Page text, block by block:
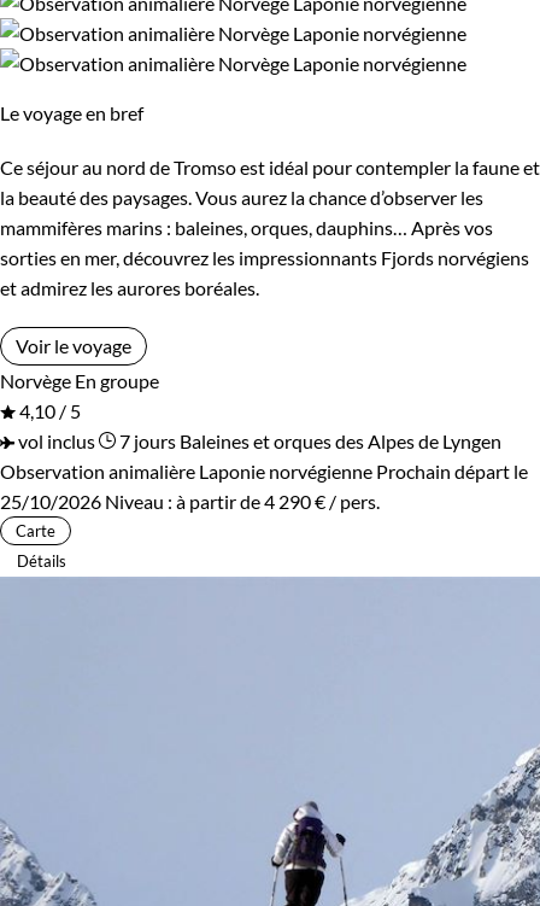
Budget
De 2 000 à 3 000 €
Âge des enfants
Les 2/5 ans Les 6/9 ans
Les 10/13 ans
Refuge, gîte, dortoir Standard
Supérieur
Environnement
Montagne
Le voyage en bref
Ce séjour au nord de Tromso est idéal pour contempler la faune et
la beauté des paysages. Vous aurez la chance d’observer les
mammifères marins : baleines, orques, dauphins… Après vos
sorties en mer, découvrez les impressionnants Fjords norvégiens
et admirez les aurores boréales.
Voir le voyage
Norvège En groupe
4,10 / 5
vol inclus
7 jours Baleines et orques des Alpes de Lyngen
Observation animalière Laponie norvégienne Prochain départ le
25/10/2026 Niveau : à partir de4 290 € / pers.
Carte
Détails